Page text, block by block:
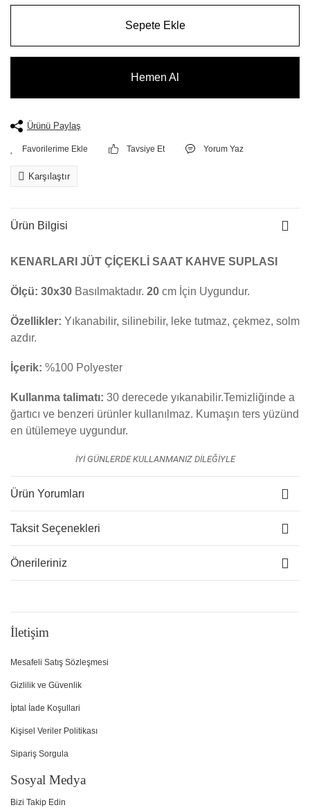
Sepete Ekle
Hemen Al
Ürünü Paylaş
Tavsiye Et Yorum Yaz
Karşılaştır
Ürün Bilgisi
KENARLARI JÜT ÇİÇEKLİ SAAT KAHVE SUPLASI
Ölçü: 30x30 Basılmaktadır. 20 cm İçin Uygundur.
Özellikler: Yıkanabilir, silinebilir, leke tutmaz, çekmez, solm
azdır.
İçerik: %100 Polyester
Kullanma talimatı: 30 derecede yıkanabilir.Temizliğinde a
ğartıcı ve benzeri ürünler kullanılmaz. Kumaşın ters yüzünd
en ütülemeye uygundur.
İYİ GÜNLERDE KULLANMANIZ DİLEĞİYLE
Ürün Yorumları
Taksit Seçenekleri
Önerileriniz
İletişim
Mesafeli Satış Sözleşmesi
Gizlilik ve Güvenlik
İptal İade Koşullari
Kişisel Veriler Politikası
Sipariş Sorgula
Sosyal Medya
Bizi Takip Edin